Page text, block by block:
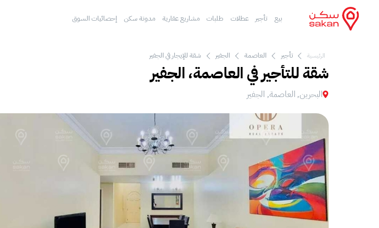
بيع تأجير عطلات طلبات مشاريع عقارية مدونة سكن إحصائيات السوق
الرئيسية تأجير العاصمة الجفير شقة للإيجار في الجفير
شقة للتأجير في العاصمة، الجفير
البحرين, العاصمة, الجفير